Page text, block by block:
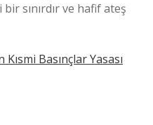
sınırdır ve hafif ateş
Kısmi Basınçlar Yasası